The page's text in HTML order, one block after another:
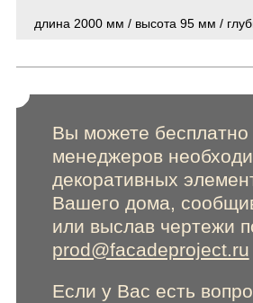
Скачать каталоги и прайс-лист
Сертификаты
Online консультации
Расширенный поиск по сайту
длина 2000 мм / высота 95 мм /
Вы можете
менеджеров
декоративных
Вашего дома,
или выслав чертежи
prod@facadeproject.ru
Если у Вас есть